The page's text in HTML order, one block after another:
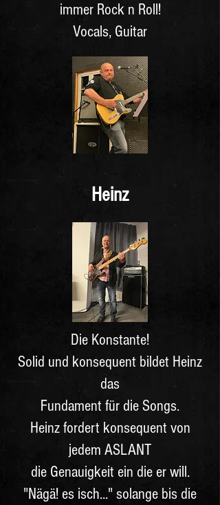
immer Rock n Roll!
Vocals, Guitar
Heinz
Die Konstante!
Solid und konsequent bildet Heinz
das
Fundament für die Songs.
Heinz fordert konsequent von
jedem ASLANT
die Genauigkeit ein die er will.
"Nägä! es isch..." solange bis die